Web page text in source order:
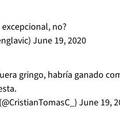
no?
June 19, 2020
gringo, habría ganado
June 19,